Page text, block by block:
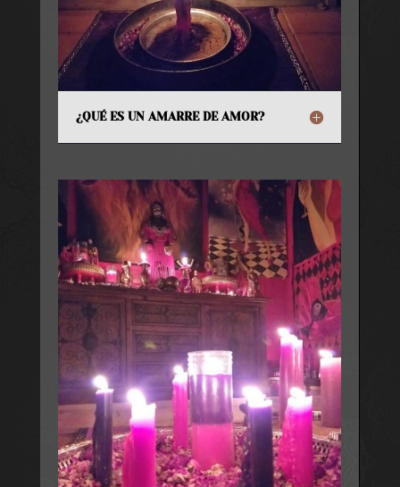
¿QUÉ ES UN AMARRE DE AMOR?